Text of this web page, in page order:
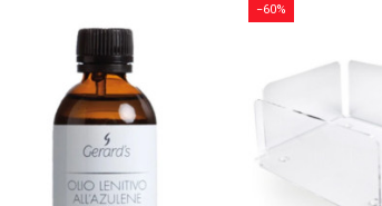
−60%